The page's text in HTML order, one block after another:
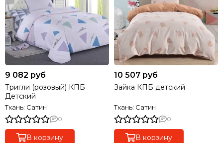
9 082 руб
Тригли (розовый) КПБ
Детский
Ткань: Сатин
0
В корзину
10 507 руб
Зайка КПБ детский
Ткань: Сатин
0
В корзину